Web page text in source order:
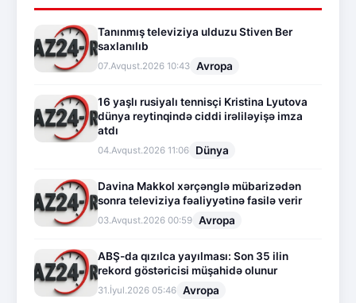
Tanınmış televiziya ulduzu Stiven Ber
saxlanılıb
07.Avqust.2026 10:43 Avropa
16 yaşlı rusiyalı tennisçi Kristina Lyutova
dünya reytinqində ciddi irəliləyişə imza
atdı
04.Avqust.2026 11:06 Dünya
Davina Makkol xərçənglə mübarizədən
sonra televiziya fəaliyyətinə fasilə verir
03.Avqust.2026 00:59 Avropa
ABŞ-da qızılca yayılması: Son 35 ilin
rekord göstəricisi müşahidə olunur
31.İyul.2026 05:46 Avropa